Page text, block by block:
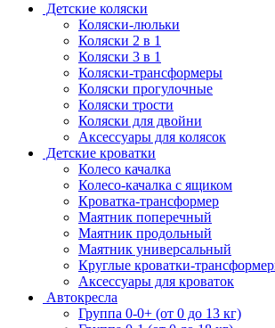
Детские коляски
Коляски-люльки
Коляски 2 в 1
Коляски 3 в 1
Коляски-трансформеры
Коляски прогулочные
Коляски трости
Коляски для двойни
Аксессуары для колясок
Детские кроватки
Колесо качалка
Колесо-качалка с ящиком
Кроватка-трансформер
Маятник поперечный
Маятник продольный
Маятник универсальный
Круглые кроватки-
Аксессуары для кроваток
Автокресла
Группа 0-0+ (от 0 до 13 кг)